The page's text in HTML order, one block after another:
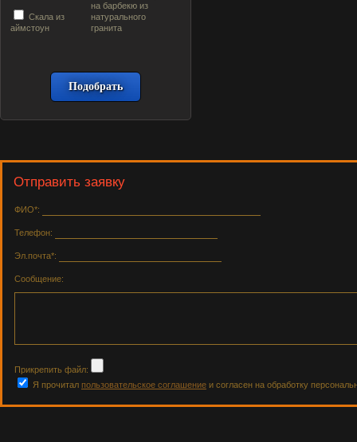
Скала из
аймстоун
на барбекю из
натурального
гранита
Отправить заявку
ФИО*:
Телефон:
Эл.почта*:
Сообщение:
Прикрепить файл:
Я прочитал пользовательское соглашение и согласен на обработку